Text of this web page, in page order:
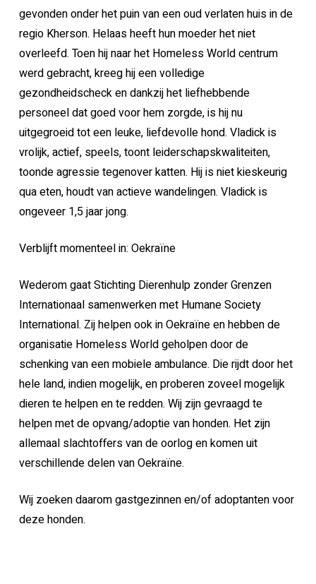
gevonden onder het puin van een oud verlaten huis in de
regio Kherson. Helaas heeft hun moeder het niet
overleefd. Toen hij naar het Homeless World centrum
werd gebracht, kreeg hij een volledige
gezondheidscheck en dankzij het liefhebbende
personeel dat goed voor hem zorgde, is hij nu
uitgegroeid tot een leuke, liefdevolle hond. Vladick is
vrolijk, actief, speels, toont leiderschapskwaliteiten,
toonde agressie tegenover katten. Hij is niet kieskeurig
qua eten, houdt van actieve wandelingen. Vladick is
ongeveer 1,5 jaar jong.
Verblijft momenteel in: Oekraïne
Wederom gaat Stichting Dierenhulp zonder Grenzen
Internationaal samenwerken met Humane Society
International. Zij helpen ook in Oekraïne en hebben de
organisatie Homeless World geholpen door de
schenking van een mobiele ambulance. Die rijdt door het
hele land, indien mogelijk, en proberen zoveel mogelijk
dieren te helpen en te redden. Wij zijn gevraagd te
helpen met de opvang/adoptie van honden. Het zijn
allemaal slachtoffers van de oorlog en komen uit
verschillende delen van Oekraïne.
Wij zoeken daarom gastgezinnen en/of adoptanten voor
deze honden.